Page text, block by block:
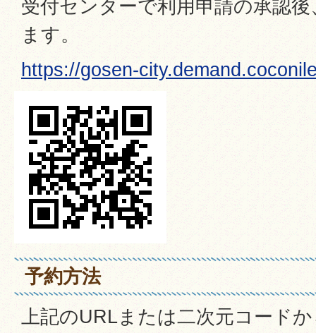
受付センターで利用申請の承認
ます。
https://gosen-
予約方法
上記のURLまたは二次元コード